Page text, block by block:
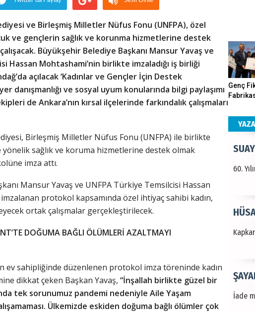
ve Birleşmiş Milletler Nüfus Fonu (UNFPA), özel
ve gençlerin sağlık ve korunma hizmetlerine destek
Büyükşehir Belediye Başkanı Mansur Yavaş ve
Hassan Mohtashami’nin birlikte imzaladığı iş birliği
açılacak ‘Kadınlar ve Gençler İçin Destek
danışmanlığı ve sosyal uyum konularında bilgi paylaşımı
de Ankara’nın kırsal ilçelerinde farkındalık çalışmaları
Birleşmiş Milletler Nüfus Fonu (UNFPA) ile birlikte
yönelik sağlık ve koruma hizmetlerine destek olmak
imza attı.
Mansur Yavaş ve UNFPA Türkiye Temsilcisi Hassan
protokol kapsamında özel ihtiyaç sahibi kadın,
ortak çalışmalar gerçekleştirilecek.
DOĞUMA BAĞLI ÖLÜMLERİ AZALTMAYI
ev sahipliğinde düzenlenen protokol imza töreninde kadın
dikkat çeken Başkan Yavaş, “İnşallah birlikte güzel bir
tek sorunumuz pandemi nedeniyle Aile Yaşam
Ülkemizde eskiden doğuma bağlı ölümler çok
Genç
ALI
60.
İade